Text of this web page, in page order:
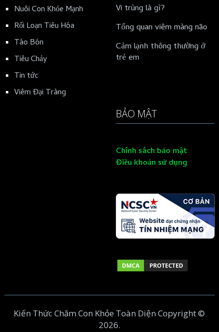
Nuôi Con Khỏe Mạnh
Rối Loạn Tiêu Hóa
Táo Bón
Tiêu Chảy
Tin tức
Viêm Đại Tràng
Vi trùng là gì?
Tổng quan viêm màng não
Cảm lạnh thông thường ở
trẻ em
BẢO MẬT
Chính sách bảo mật
Điều khoản sử dụng
Kiến Thức Chăm Con Khỏe Toàn Diện Copyright ©
2026.